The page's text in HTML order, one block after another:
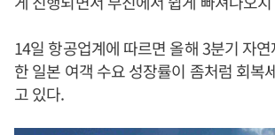
14일 항공업계에 따르면 올해 3분기 자
한 일본 여객 수요 성장률이 좀처럼 회복
고 있다.